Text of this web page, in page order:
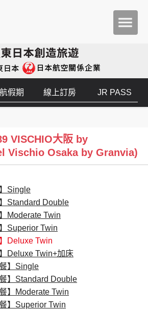
假期 線上訂房 JR PASS
VISCHIO大阪 by
Vischio Osaka by Granvia)
Single
Standard Double
Moderate Twin
Superior Twin
Deluxe Twin
Deluxe Twin+加床
】Single
】Standard Double
】Moderate Twin
】Superior Twin